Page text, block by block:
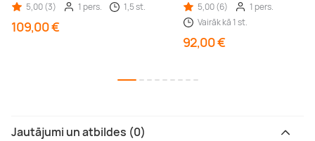
5,00 (3)
1 pers. 1,5 st.
109,00 €
5,00 (6)
1 pers.
Vairāk kā 1 st.
92,00 €
Jautājumi un atbildes (0)